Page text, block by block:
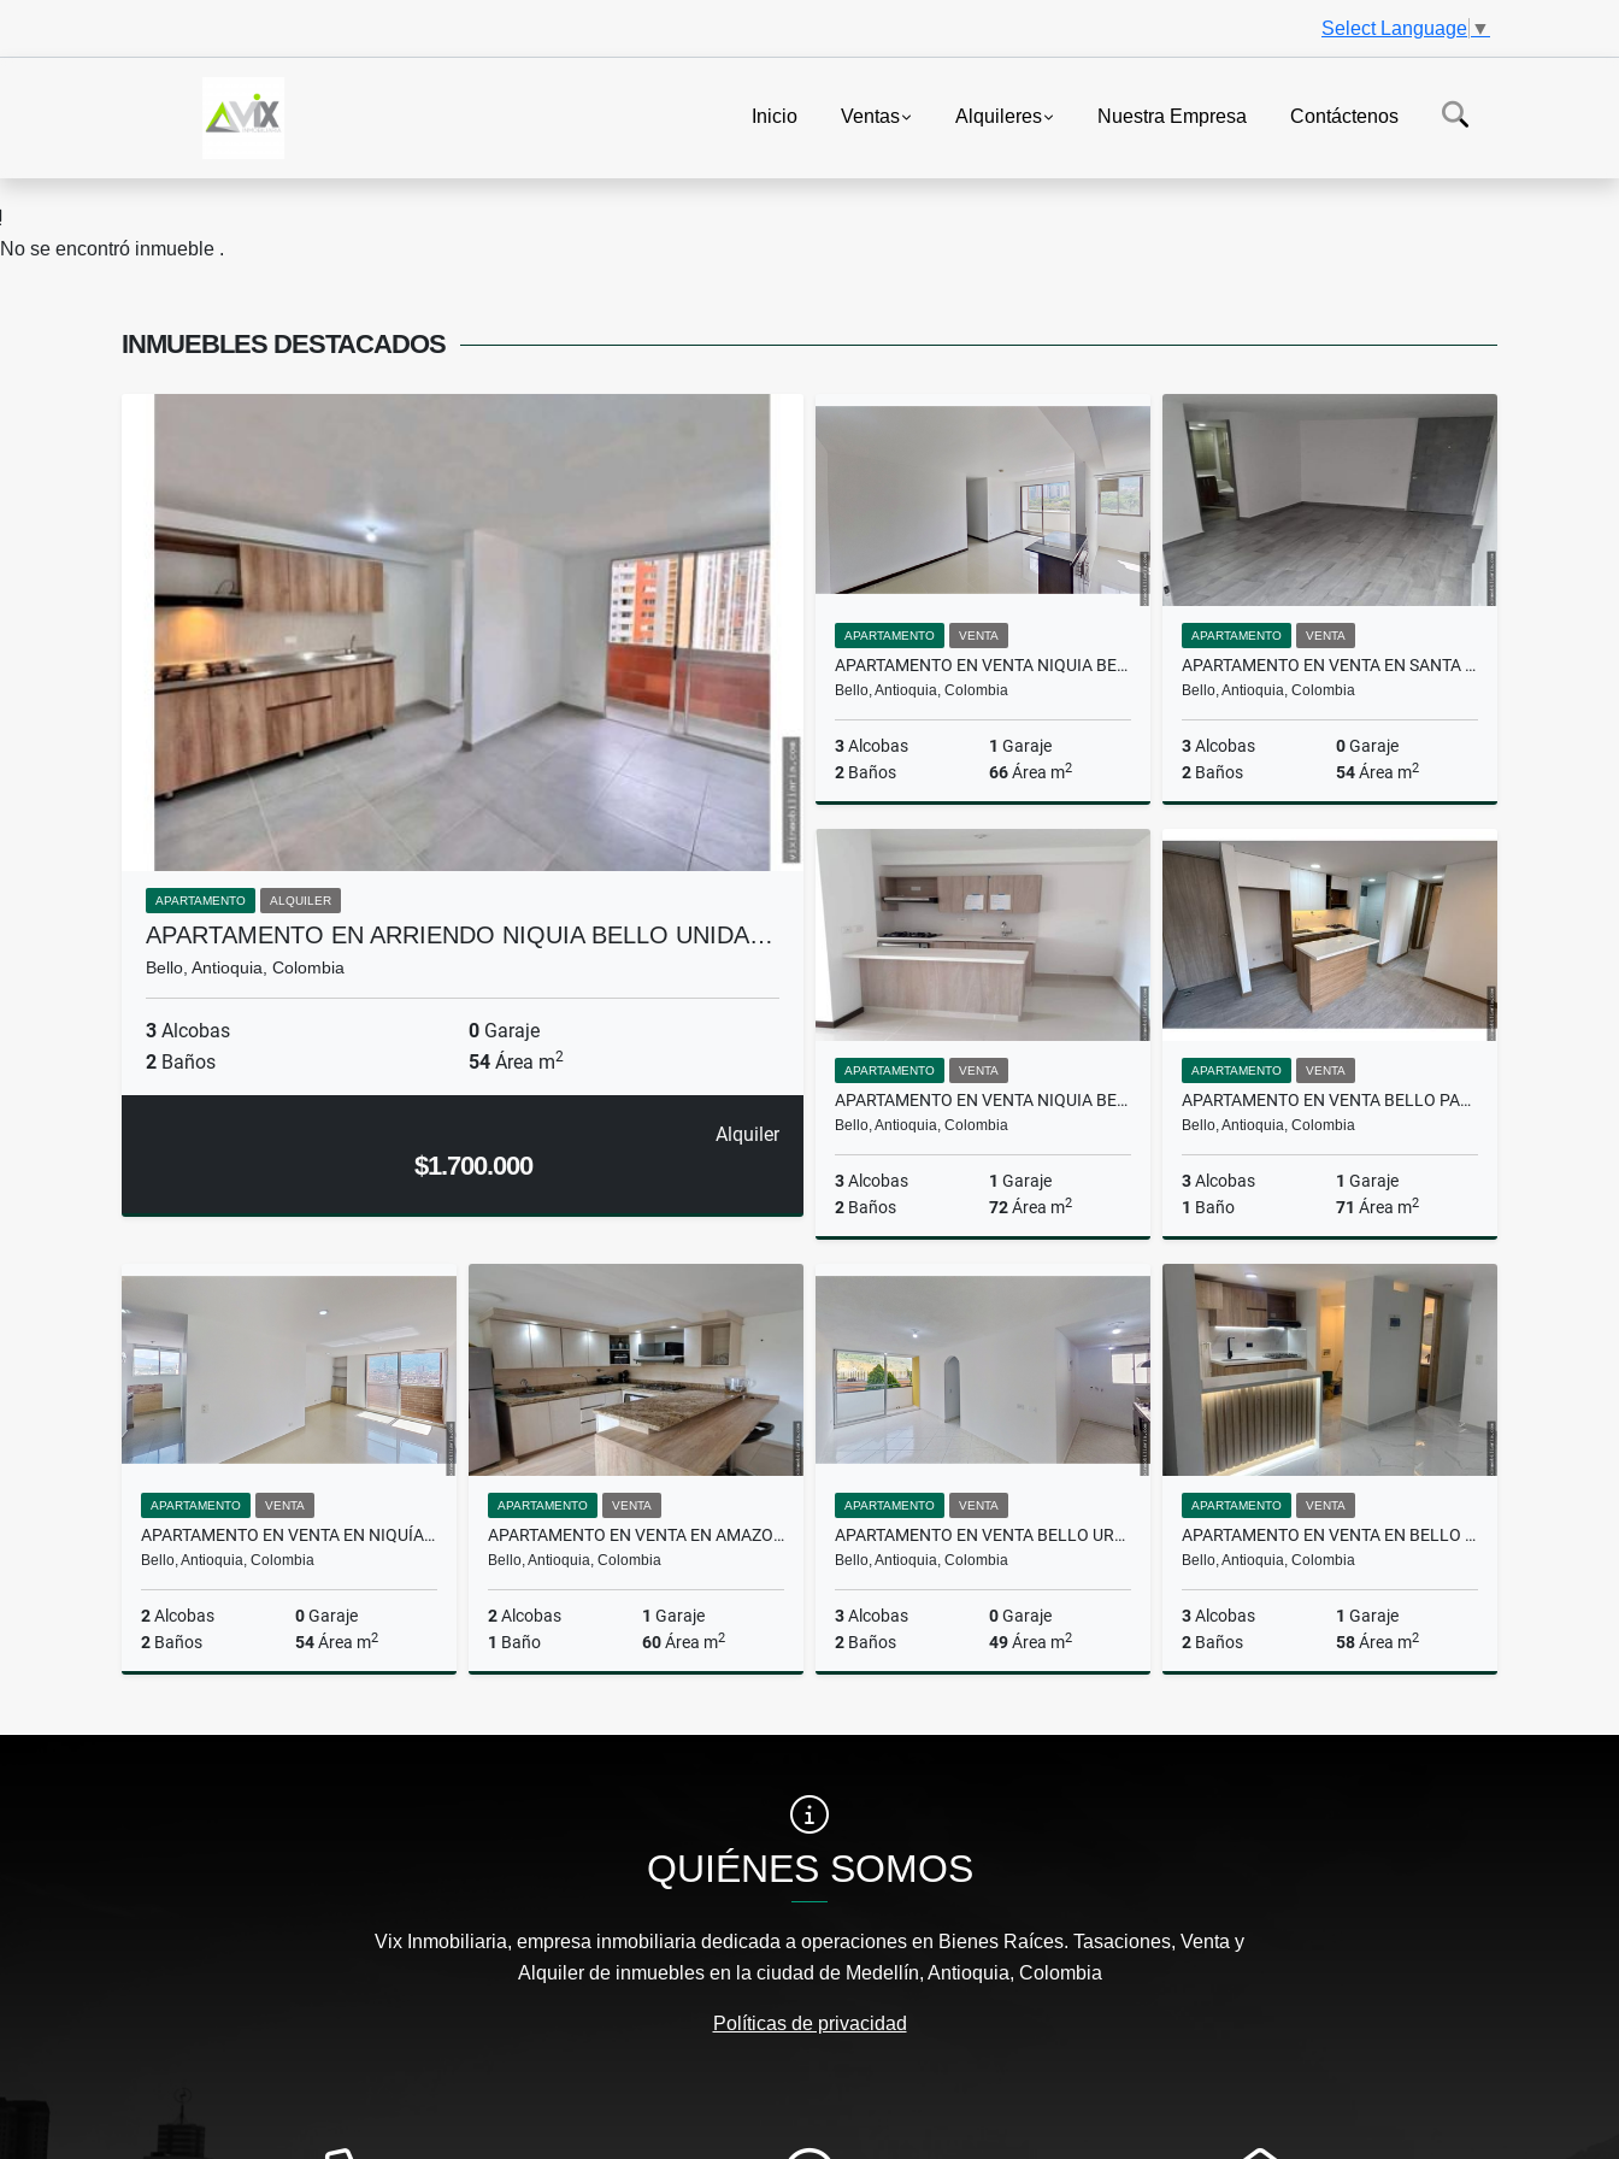
Select Language ▼
Inicio Ventas Alquileres Nuestra Empresa Contáctenos
No se encontró inmueble .
INMUEBLES DESTACADOS
APARTAMENTO ALQUILER
APARTAMENTO EN ARRIENDO NIQUIA BELLO UNIDA…
Bello, Antioquia, Colombia
3 Alcobas 0 Garaje
2 Baños 54 Área m2
Alquiler
$1.700.000
APARTAMENTO VENTA
APARTAMENTO EN VENTA NIQUIA BELLO UNIDAD CEIBA DEL NORTE
Bello, Antioquia, Colombia
3Alcobas 1 Garaje
2 Baños 66Área m2
$397.000.000
APARTAMENTO VENTA
APARTAMENTO EN VENTA EN SANTA ANA EN BELLO UNIDAD PUERTO ALEGRE
Bello, Antioquia, Colombia
3Alcobas 0Garaje
2 Baños 54Área m2
Venta
$279.500.000
APARTAMENTO VENTA
APARTAMENTO EN VENTA NIQUIA BELLO URBANIZACION HACIENDA NIQUIA
Bello, Antioquia, Colombia
3Alcobas 1 Garaje
2 Baños 72Área m2
Venta
APARTAMENTO VENTA
APARTAMENTO EN VENTA BELLO PARA ESTRENAR DISTRITO PLAZA
Bello, Antioquia, Colombia
3Alcobas 1 Garaje
1 Baño 71 Área m2
$550.000.000
APARTAMENTO VENTA
APARTAMENTO EN VENTA EN NIQUÍA BELLO
Bello, Antioquia, Colombia
2Alcobas 0Garaje
2 Baños 54Área m2
$301.000.000
APARTAMENTO VENTA
APARTAMENTO EN VENTA EN AMAZONIA EN BELLO UNIDAD AMAZONIKA
Bello, Antioquia, Colombia
2Alcobas 1 Garaje
1 Baño 60Área m2
$300.000.000
APARTAMENTO VENTA
APARTAMENTO EN VENTA BELLO URBANIZACIÓN AVELLANEDA
Bello, Antioquia, Colombia
3Alcobas 0Garaje
2 Baños 49Área m2
$221.000.000
APARTAMENTO VENTA
APARTAMENTO EN VENTA EN BELLO UNIDAD MAJAGUA
Bello, Antioquia, Colombia
3Alcobas 1 Garaje
2 Baños 58Área m2
$328.000.000
QUIÉNES SOMOS
Vix Inmobiliaria, empresa inmobiliaria dedicada a operaciones en Bienes Raíces. Tasaciones, Venta y
Alquiler de inmuebles en la ciudad de Medellín, Antioquia, Colombia
Políticas de privacidad